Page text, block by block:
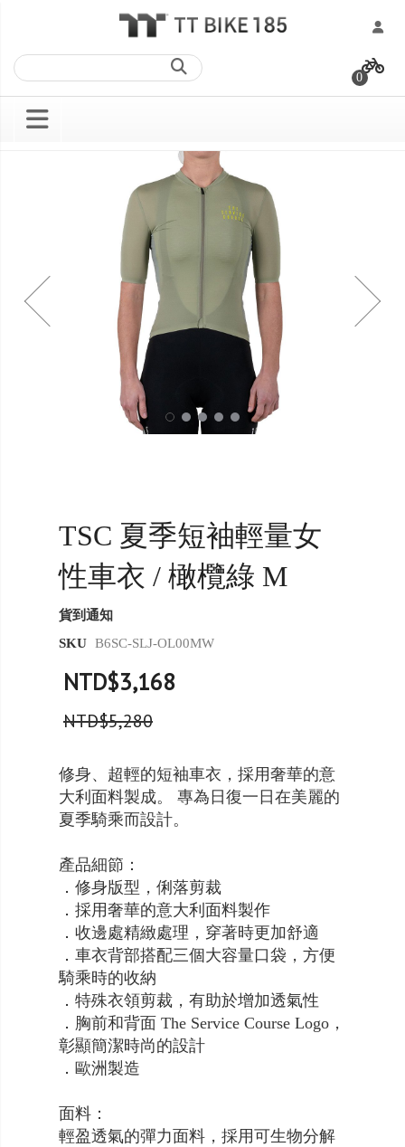
內
0
gallery
gallery
TSC 夏季短袖輕量女
性車衣 / 橄欖綠 M
貨到通知
SKU B6SC-SLJ-OL00MW
NTD$3,168
NTD$5,280
修身、超輕的短袖車衣，採用奢華的意
大利面料製成。 專為日復一日在美麗的
夏季騎乘而設計。
產品細節：
．修身版型，俐落剪裁
．採用奢華的意大利面料製作
．收邊處精緻處理，穿著時更加舒適
．車衣背部搭配三個大容量口袋，方便
騎乘時的收納
．特殊衣領剪裁，有助於增加透氣性
．胸前和背面 The Service Course Logo，
彰顯簡潔時尚的設計
．歐洲製造
面料：
輕盈透氣的彈力面料，採用可生物分解